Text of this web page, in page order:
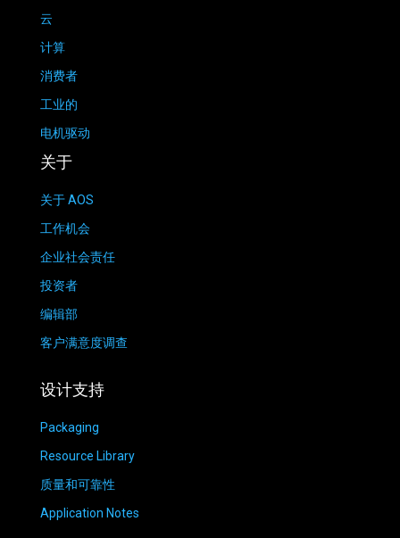
云
计算
消费者
工业的
电机驱动
关于
关于 AOS
工作机会
企业社会责任
投资者
编辑部
客户满意度调查
设计支持
Packaging
Resource Library
质量和可靠性
Application Notes